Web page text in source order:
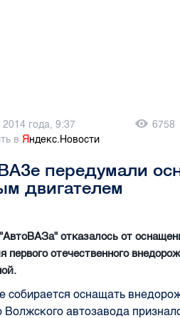
года, 9:37 6758
вЯндекс.Новости
передумали
двигателем
отказалось от
первого отечественного
собирается оснащать
Волжского автозавода